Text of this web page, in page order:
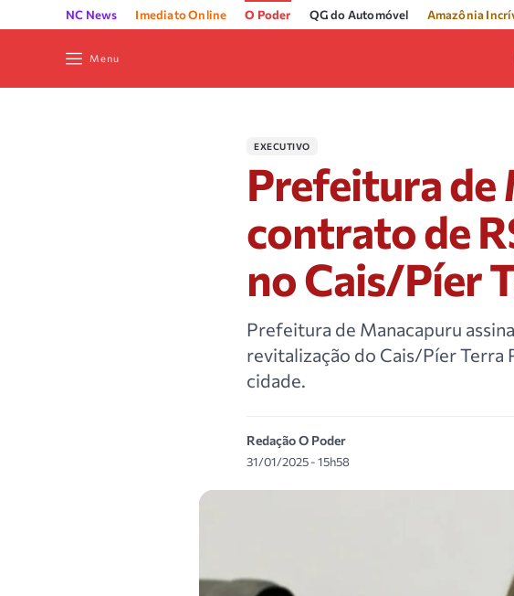
NC News Imediato Online O Poder QG do Automóvel Amazônia
Menu
EXECUTIVO
Prefeitura de
contrato de
no Cais/Píer
Prefeitura de Manacapuru
revitalização do Cais/Píer
cidade.
Redação O Poder
31/01/2025 - 15h58